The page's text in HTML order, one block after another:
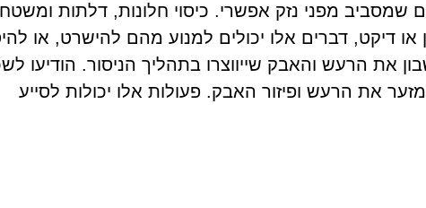
שמסביב מפני נזק אפשרי. כיסוי חלונות, דלתות
דיקט, דברים אלו יכולים למנוע מהם להישרט, או
את הרעש והאבק שייווצרו בתהליך הניסור. הודיעו
את הרעש ופיזור האבק. פעולות אלו יכולות לסייע